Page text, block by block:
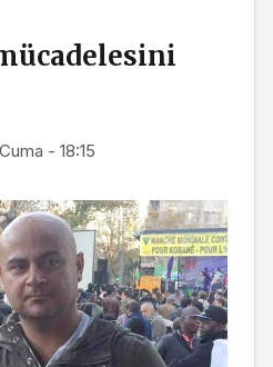
- 18:15